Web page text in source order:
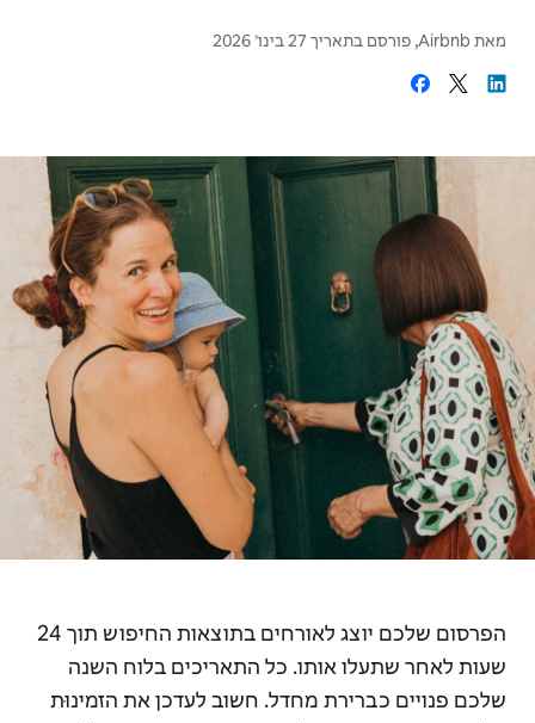
מאת Airbnb, פורסם בתאריך 27 בינו׳ 2026
הפרסום שלכם יוצג לאורחים בתוצאות החיפוש תוך 24
שעות לאחר שתעלו אותו. כל התאריכים בלוח השנה
שלכם פנויים כברירת מחדל. חשוב לעדכן את הזמינוּת